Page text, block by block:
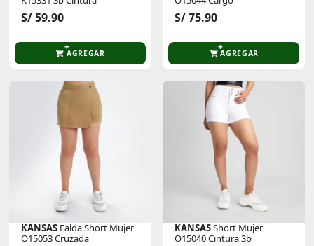
S/ 59.90
AGREGAR
S/ 75.90
AGREGAR
KANSAS Falda Short Mujer
O15053 Cruzada
KANSASShort Mujer
O15040 Cintura 3b